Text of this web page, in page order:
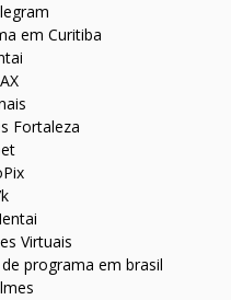
em Curitiba
Fortaleza
Virtuais
programa em brasil